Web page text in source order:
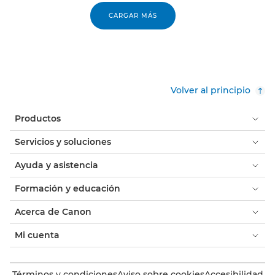
CARGAR MÁS
Volver al principio
Productos
Servicios y soluciones
Ayuda y asistencia
Formación y educación
Acerca de Canon
Mi cuenta